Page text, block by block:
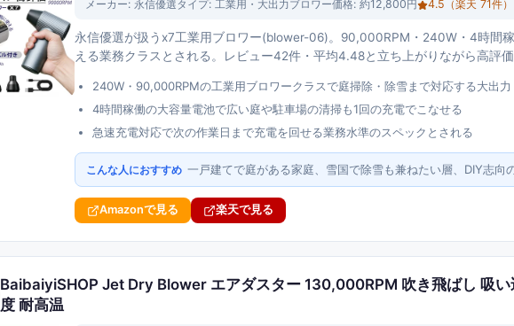
メーカー: 永信優選タイプ: 工業用・大出力ブロワー価格: 約12,800円 4.5 （楽天 71件）
永信優選が扱うx7工業用ブロワー(blower-06)。90,000RPM・240W・4時間
える業務クラスとされる。レビュー42件・平均4.48と立ち上がりながら高評価
240W・90,000RPMの工業用ブロワークラスで庭掃除・除雪まで対応する大出力
4時間稼働の大容量電池で広い庭や駐車場の清掃も1回の充電でこなせる
急速充電対応で次の作業日まで充電を回せる業務水準のスペックとされる
こんな人におすすめ 一戸建てで庭がある家庭、雪国で除雪も兼ねたい層、DIY志向
Amazonで見る 楽天で見る
BaibaiyiSHOP Jet Dry Blower エアダスター 130,000RPM 吹き飛ばし 吸
度 耐高温